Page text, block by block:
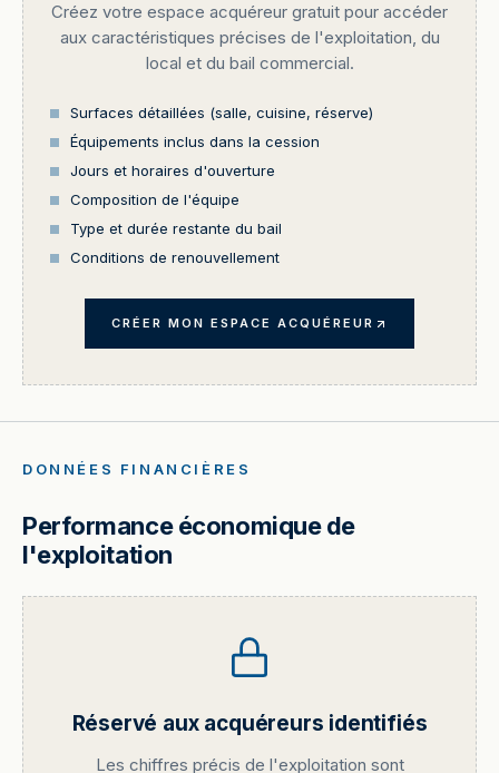
Créez votre espace acquéreur gratuit pour accéder
aux caractéristiques précises de l'exploitation, du
local et du bail commercial.
Surfaces détaillées (salle, cuisine, réserve)
Équipements inclus dans la cession
Jours et horaires d'ouverture
Composition de l'équipe
Type et durée restante du bail
Conditions de renouvellement
CRÉER MON ESPACE ACQUÉREUR
DONNÉES FINANCIÈRES
Performance économique de
l'exploitation
Réservé aux acquéreurs identifiés
Les chiffres précis de l'exploitation sont